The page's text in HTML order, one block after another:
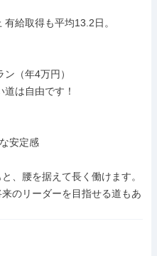
給取得も平均13.2日。
（年4万円）
安定感
、腰を据えて長く働けます。
のリーダーを目指せる道もあ